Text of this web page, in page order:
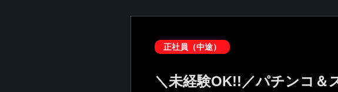
正社員（中途）
＼未経験OK!!／パチンコ＆